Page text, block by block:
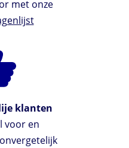
met onze
klanten
voor en